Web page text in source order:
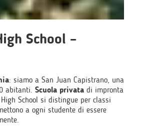
School –
: siamo a San Juan Capistrano, una
abitanti. Scuola privata di impronta
School si distingue per classi
a ogni studente di essere